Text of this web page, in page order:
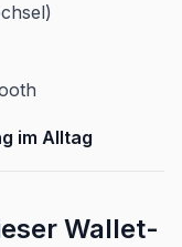
im Alltag
Wallet-